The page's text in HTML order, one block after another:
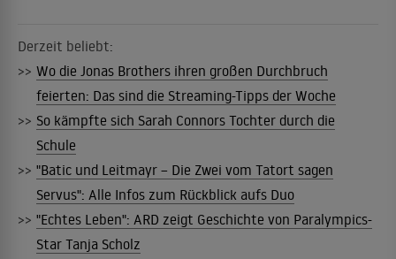
Derzeit beliebt:
>> Wo die Jonas Brothers ihren großen Durchbruch
feierten: Das sind die Streaming-Tipps der Woche
>> So kämpfte sich Sarah Connors Tochter durch die
Schule
>> "Batic und Leitmayr – Die Zwei vom Tatort sagen
Servus": Alle Infos zum Rückblick aufs Duo
>> "Echtes Leben": ARD zeigt Geschichte von Paralympics-
Star Tanja Scholz